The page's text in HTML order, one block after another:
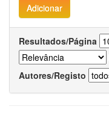
Resultados/Página
Autores/Registo